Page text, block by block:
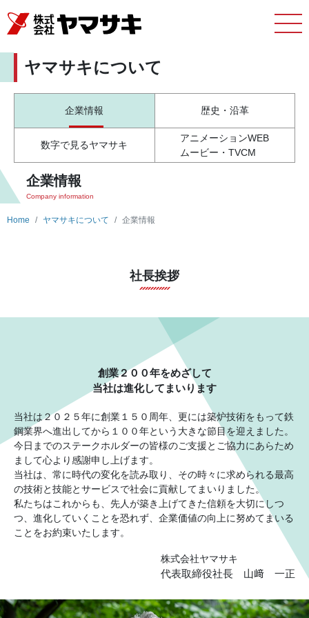
企業情報
Company information
企業情報 歴史・沿革
数字で見るヤマサキ
アニメーションWEB
ムービー・TVCM
ヤマサキについて
Home ヤマサキについて 企業情報
社長挨拶
創業２００年をめざして
当社は進化してまいります
当社は２０２５年に創業１５０周年、更には築炉技術をもって鉄
鋼業界へ進出してから１００年という大きな節目を迎えました。
今日までのステークホルダーの皆様のご支援とご協力にあらため
まして心より感謝申し上げます。
当社は、常に時代の変化を読み取り、その時々に求められる最高
の技術と技能とサービスで社会に貢献してまいりました。
私たちはこれからも、先人が築き上げてきた信頼を大切にしつ
つ、進化していくことを恐れず、企業価値の向上に努めてまいる
ことをお約束いたします。
株式会社ヤマサキ
代表取締役社長 山﨑 一正